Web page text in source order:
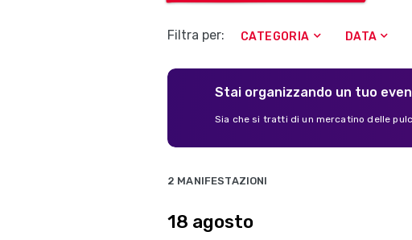
Filtra per: CATEGORIA DATA
Stai organizzando un tuo
Sia che si tratti di un mercatino delle
2 MANIFESTAZIONI
18 agosto